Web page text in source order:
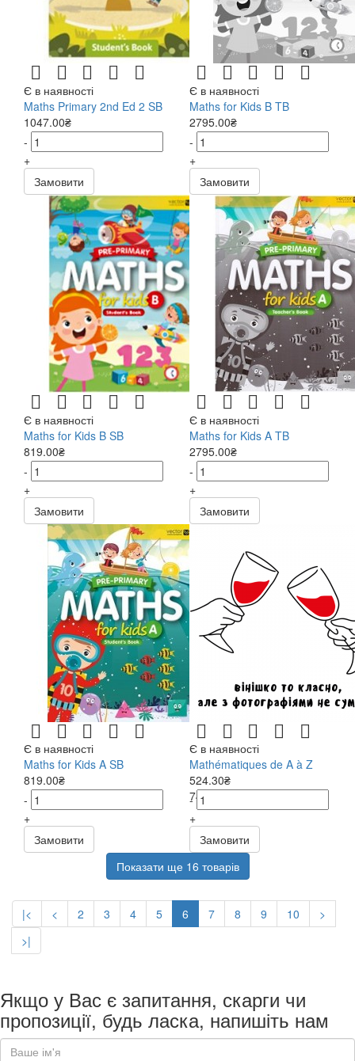
Є в наявності
Maths Primary 2nd Ed 2 SB
1047.00₴
-
+
Замовити
Є в наявності
Maths for Kids B TB
2795.00₴
-
+
Замовити
Є в наявності
Maths for Kids B SB
819.00₴
-
+
Замовити
Є в наявності
Maths for Kids A TB
2795.00₴
-
+
Замовити
Є в наявності
Maths for Kids A SB
819.00₴
-
+
Замовити
Є в наявності
Mathématiques de A à Z
524.30₴
749.00₴
-
+
Замовити
Показати ще 16 товарів
|< < 2 3 4 5 6 7 8 9 10
>
>|
Якщо у Вас є запитання, скарги чи
пропозиції, будь ласка, напишіть нам